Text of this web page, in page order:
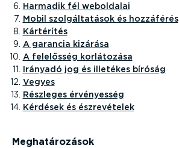
Harmadik fél weboldalai
Mobil szolgál­ta­tások és hozzáférés
Kártérítés
A garancia kizárása
A felelősség korlátozása
Irányadó jog és illetékes bíróság
Vegyes
Részleges érvényesség
Kérdések és észre­vé­telek
Megha­tá­ro­zások